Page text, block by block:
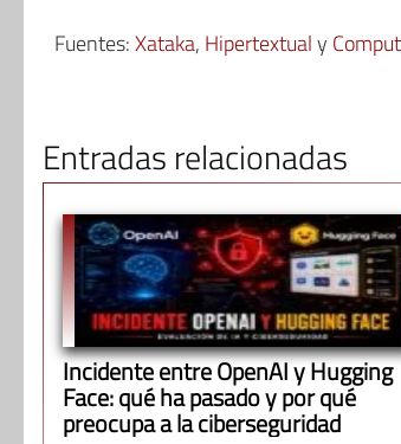
Fuentes:Xataka, Hipertextualy
Entradas relacionadas
Incidente entre OpenAI y Hugging
Face: qué ha pasado y por qué
preocupa a la ciberseguridad